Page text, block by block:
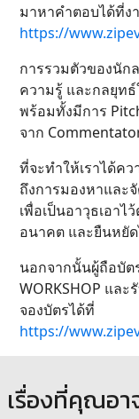
มาหาคำตอบได้ที่ง
https://
การรวมตัวของนั
ความรู้ และกลยุท
พร้อมทั้งมีการ
จาก
ที่จะทำให้เราได้ค
ถึงการมองหาและ
เพื่อเป็นอาวุธเอา
อนาคต และยืนหยั
นอกจากนั้นผู้ถือบัต
WORKSHOP และ
จองบัตรได้ที่
https://
เรื่องที่คุณอา